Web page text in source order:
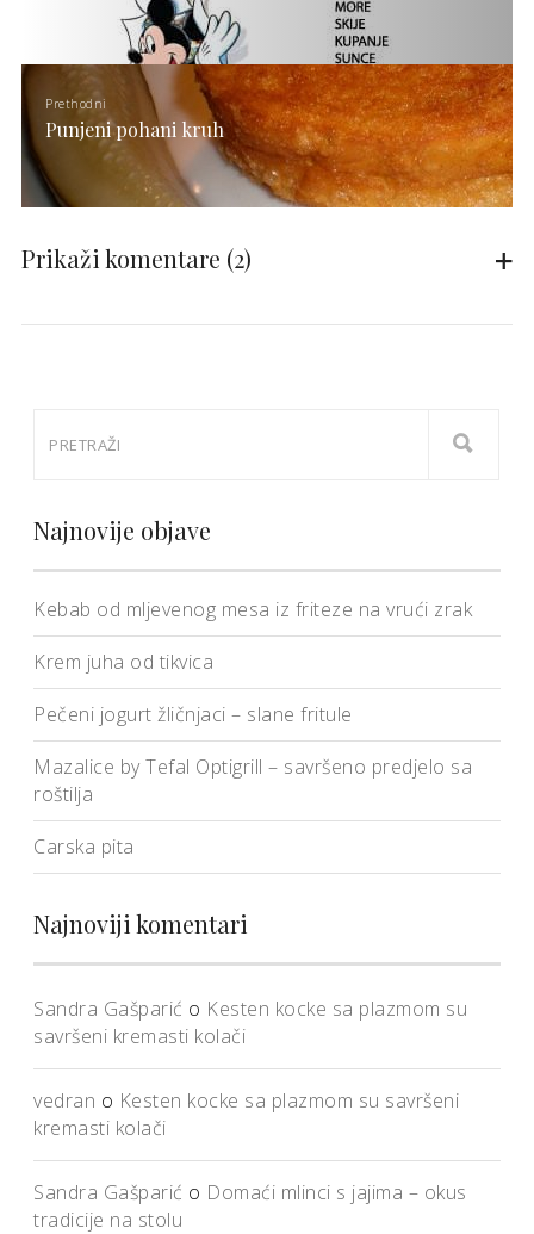
Prethodni
Punjeni pohani kruh
Prikaži komentare (2)
Najnovije objave
Kebab od mljevenog mesa iz friteze na vrući zrak
Krem juha od tikvica
Pečeni jogurt žličnjaci – slane fritule
Mazalice by Tefal Optigrill – savršeno predjelo sa
roštilja
Carska pita
Najnoviji komentari
Sandra Gašparić o Kesten kocke sa plazmom su
savršeni kremasti kolači
vedran o Kesten kocke sa plazmom su savršeni
kremasti kolači
Sandra Gašparić o Domaći mlinci s jajima – okus
tradicije na stolu